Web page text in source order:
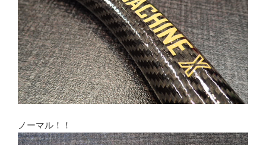
ノーマル！！